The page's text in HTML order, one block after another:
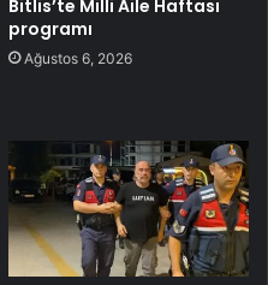
Bitlis’te Milli Aile Haftası
programı
Ağustos 6, 2026